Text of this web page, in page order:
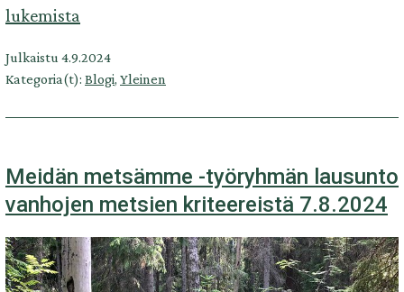
lukemista
–
maa-
metsätalousministeri
Sari
kanssa
Julkaistu 4.9.2024
Kategoria(t): Blogi, Yleinen
Meidän metsämme -työryhmän lausunto
vanhojen metsien kriteereistä 7.8.2024